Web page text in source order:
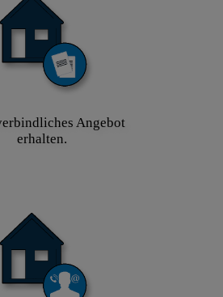
Angebot
erhalten.